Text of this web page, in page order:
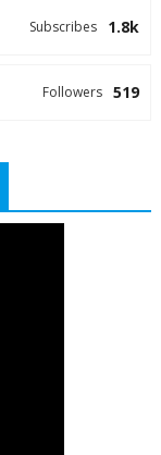
1.8k
Subscribes
519
Followers